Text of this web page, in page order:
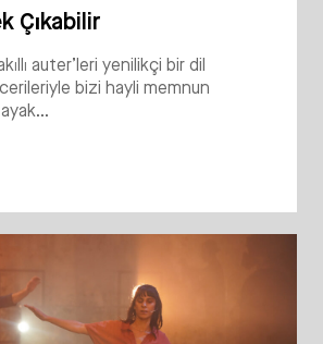
Çıkabilir
auter’leri yenilikçi bir dil
bizi hayli memnun